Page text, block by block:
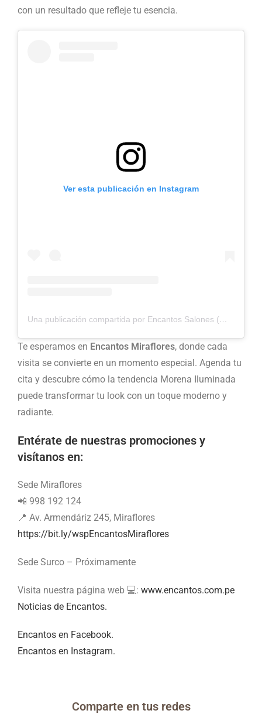
con un resultado que refleje tu esencia.
Ver esta publicación en Instagram
Una publicación compartida por Encantos Salones (@encantosalones)
Te esperamos en Encantos Miraflores, donde cada
visita se convierte en un momento especial. Agenda tu
cita y descubre cómo la tendencia Morena Iluminada
puede transformar tu look con un toque moderno y
radiante.
Entérate de nuestras promociones y
visítanos en:
Sede Miraflores
📲 998 192 124
📍 Av. Armendáriz 245, Miraflores
https://bit.ly/wspEncantosMiraflores
Sede Surco – Próximamente
Visita nuestra página web 💻: www.encantos.com.pe
Noticias de Encantos.
Encantos en Facebook.
Encantos en Instagram.
Comparte en tus redes